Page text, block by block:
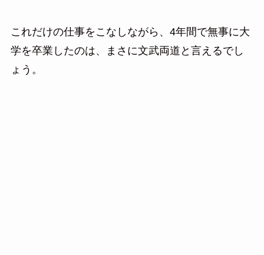
これだけの仕事をこなしながら、4年間で無事に大
学を卒業したのは、まさに文武両道と言えるでし
ょう。